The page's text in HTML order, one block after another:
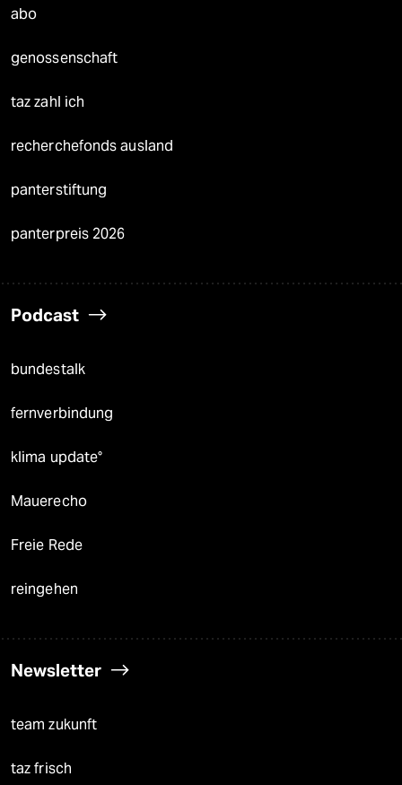
abo
genossenschaft
taz zahl ich
recherchefonds ausland
panterstiftung
panterpreis 2026
Podcast
bundestalk
fernverbindung
klima update°
Mauerecho
Freie Rede
reingehen
Newsletter
team zukunft
taz frisch